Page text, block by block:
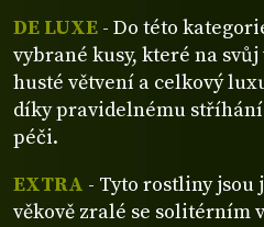
DE LUXE - Do této
vybrané kusy, které na
husté větvení a celkový
díky pravidelnému
péči.
EXTRA - Tyto rostliny
věkově zralé se solitérním